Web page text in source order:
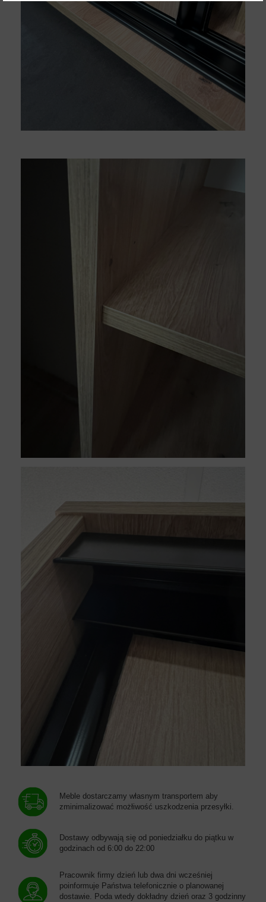
Meble dostarczamy własnym transportem aby
zminimalizować możłiwość uszkodzenia przesyłki.
Dostawy odbywają się od poniedziałku do piątku w
godzinach od 6:00 do 22:00
Pracownik firmy dzień lub dwa dni wcześniej
poinformuje Państwa telefonicznie o planowanej
dostawie. Poda wtedy dokładny dzień oraz 3 godzinny